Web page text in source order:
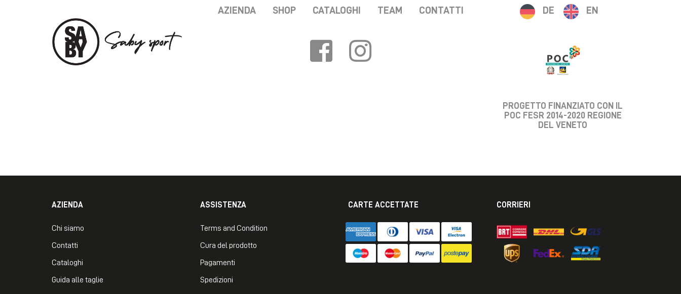
AZIENDA SHOP CATALOGHI TEAM CONTATTI DE EN
PROGETTO FINANZIATO CON IL
POC FESR 2014-2020 REGIONE
DEL VENETO
AZIENDA
Chi siamo
Contatti
Cataloghi
Guida alle taglie
ASSISTENZA
Terms and Condition
Cura del prodotto
Pagamenti
Spedizioni
CARTE ACCETTATE CORRIERI